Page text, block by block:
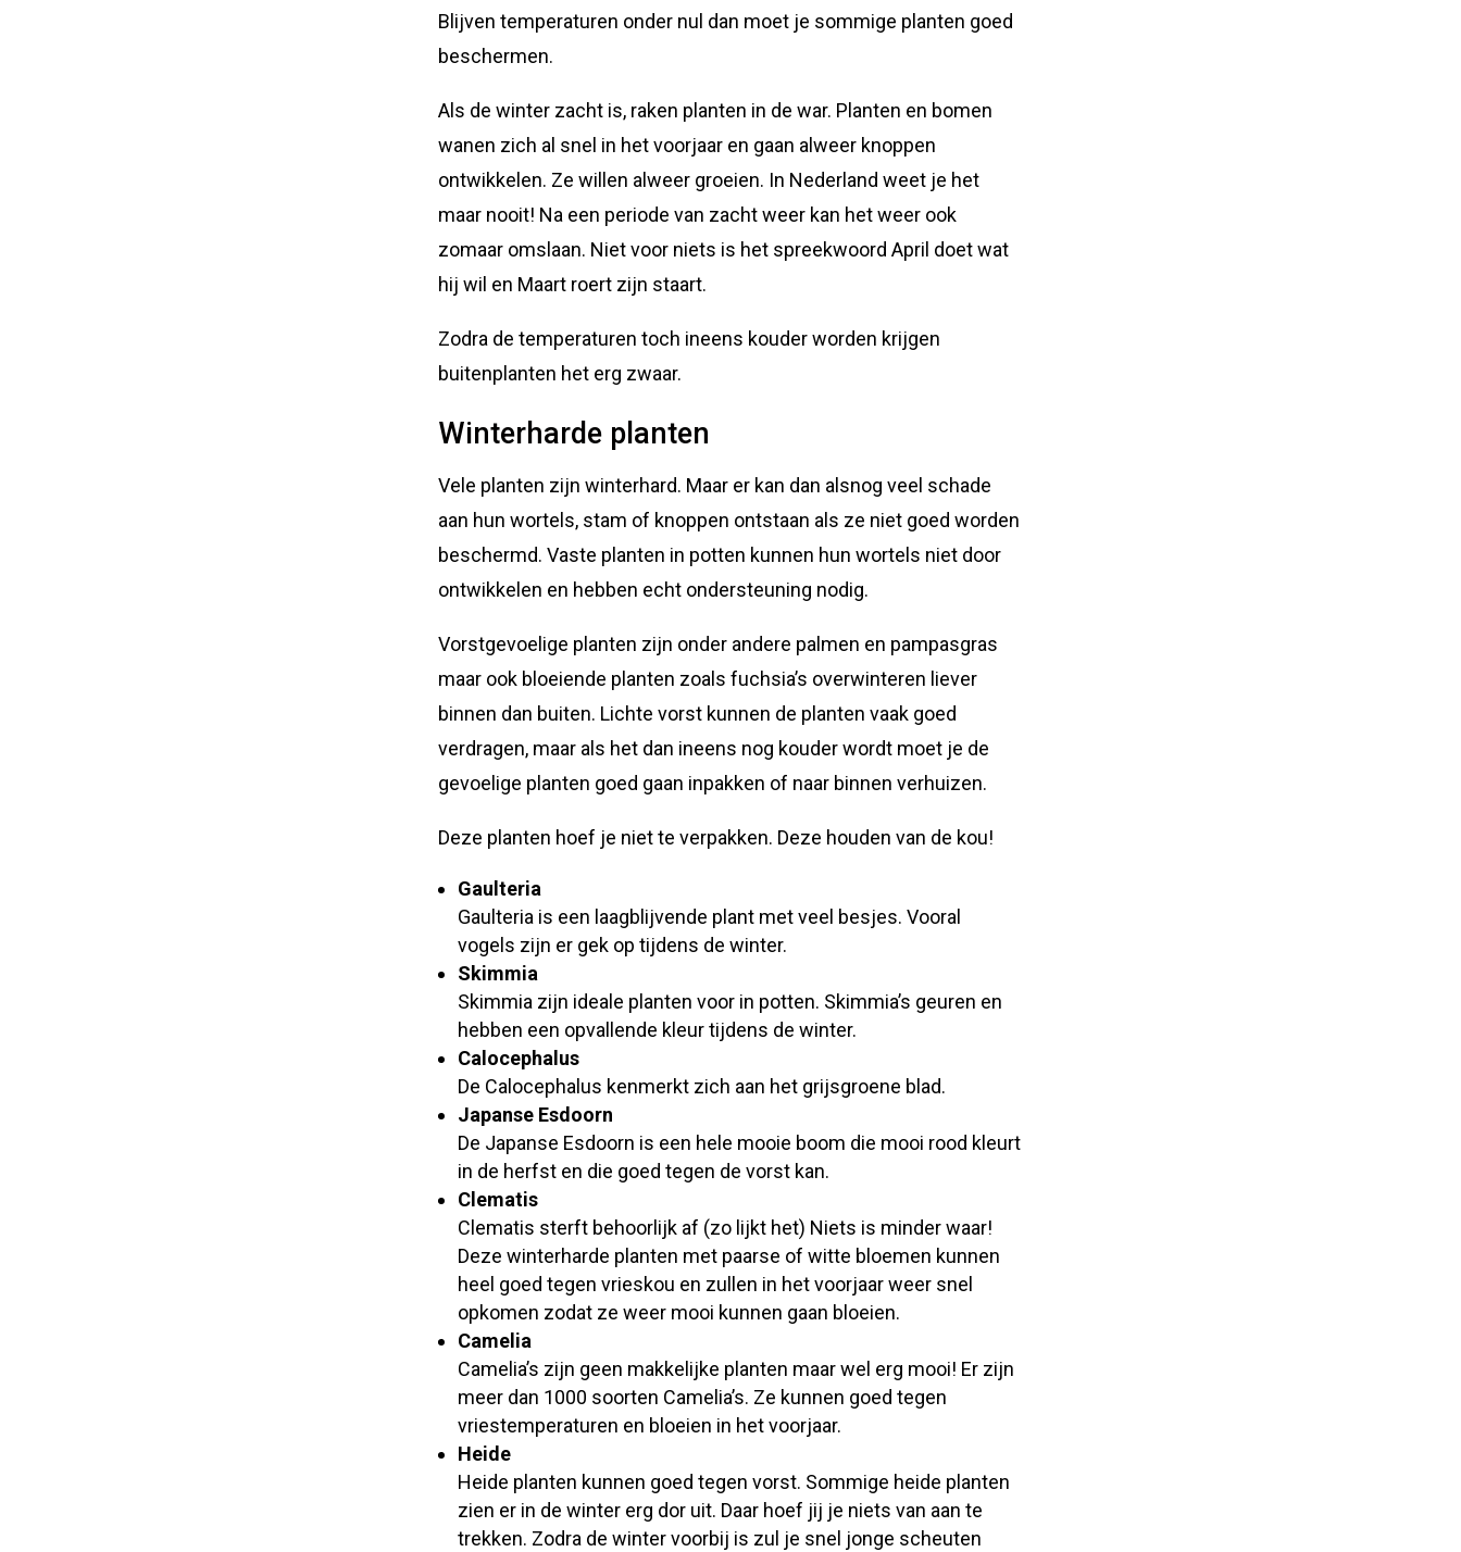
Blijven temperaturen onder nul dan moet je sommige planten goed
beschermen.
Als de winter zacht is, raken planten in de war. Planten en bomen
wanen zich al snel in het voorjaar en gaan alweer knoppen
ontwikkelen. Ze willen alweer groeien. In Nederland weet je het
maar nooit! Na een periode van zacht weer kan het weer ook
zomaar omslaan. Niet voor niets is het spreekwoord April doet wat
hij wil en Maart roert zijn staart.
Zodra de temperaturen toch ineens kouder worden krijgen
buitenplanten het erg zwaar.
Winterharde planten
Vele planten zijn winterhard. Maar er kan dan alsnog veel schade
aan hun wortels, stam of knoppen ontstaan als ze niet goed worden
beschermd. Vaste planten in potten kunnen hun wortels niet door
ontwikkelen en hebben echt ondersteuning nodig.
Vorstgevoelige planten zijn onder andere palmen en pampasgras
maar ook bloeiende planten zoals fuchsia’s overwinteren liever
binnen dan buiten. Lichte vorst kunnen de planten vaak goed
verdragen, maar als het dan ineens nog kouder wordt moet je de
gevoelige planten goed gaan inpakken of naar binnen verhuizen.
Deze planten hoef je niet te verpakken. Deze houden van de kou!
Gaulteria
Gaulteria is een laagblijvende plant met veel besjes. Vooral
vogels zijn er gek op tijdens de winter.
Skimmia
Skimmia zijn ideale planten voor in potten. Skimmia’s geuren en
hebben een opvallende kleur tijdens de winter.
Calocephalus
De Calocephalus kenmerkt zich aan het grijsgroene blad.
Japanse Esdoorn
De Japanse Esdoorn is een hele mooie boom die mooi rood kleurt
in de herfst en die goed tegen de vorst kan.
Clematis
Clematis sterft behoorlijk af (zo lijkt het) Niets is minder waar!
Deze winterharde planten met paarse of witte bloemen kunnen
heel goed tegen vrieskou en zullen in het voorjaar weer snel
opkomen zodat ze weer mooi kunnen gaan bloeien.
Camelia
Camelia’s zijn geen makkelijke planten maar wel erg mooi! Er zijn
meer dan 1000 soorten Camelia’s. Ze kunnen goed tegen
vriestemperaturen en bloeien in het voorjaar.
Heide
Heide planten kunnen goed tegen vorst. Sommige heide planten
zien er in de winter erg dor uit. Daar hoef jij je niets van aan te
trekken. Zodra de winter voorbij is zul je snel jonge scheuten